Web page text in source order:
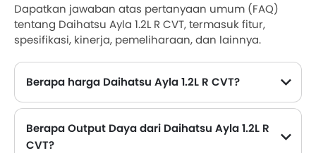
Dapatkan jawaban atas pertanyaan umum (FAQ)
tentang Daihatsu Ayla 1.2L R CVT, termasuk fitur,
spesifikasi, kinerja, pemeliharaan, dan lainnya.
Berapa harga Daihatsu Ayla 1.2L R CVT?
Berapa Output Daya dari Daihatsu Ayla 1.2L R
CVT?